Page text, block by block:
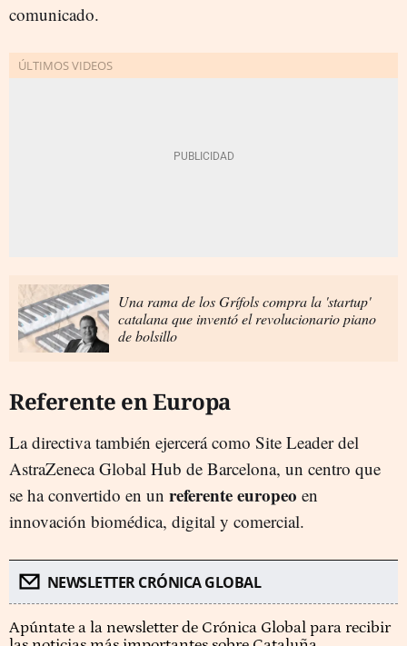
comunicado.
Una rama de los Grífols compra la 'startup'
catalana que inventó el revolucionario piano
de bolsillo
Referente en Europa
La directiva también ejercerá como Site Leader del
AstraZeneca Global Hub de Barcelona, un centro que
se ha convertido en un referente europeo en
innovación biomédica, digital y comercial.
NEWSLETTER CRÓNICA GLOBAL
Apúntate a la newsletter de Crónica Global para recibir